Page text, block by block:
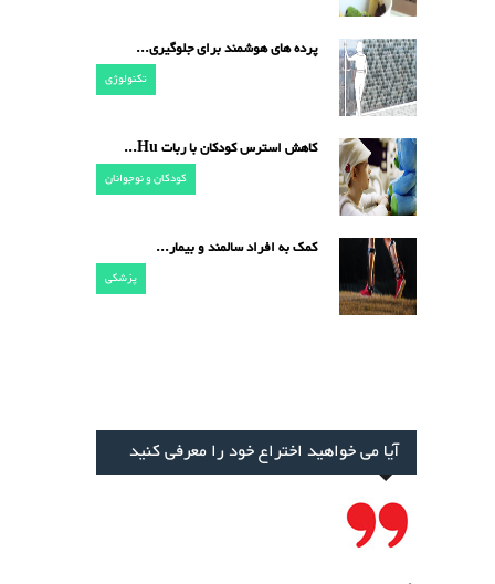
پرده های هوشمند برای جلوگیری...
تکنولوژی
کاهش استرس کودکان با ربات Hu...
کودکان و نوجوانان
کمک به افراد سالمند و بیمار...
پزشکی
آیا می خواهید اختراع خود را معرفی کنید